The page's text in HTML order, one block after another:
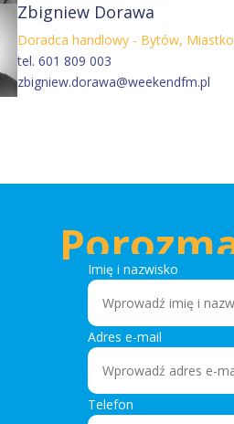
Zbigniew Dorawa
Doradca handlowy - Bytów,
tel. 601 809 003
zbigniew.dorawa@weekendfm.pl
Imię i nazwisko
Adres e-mail
Telefon